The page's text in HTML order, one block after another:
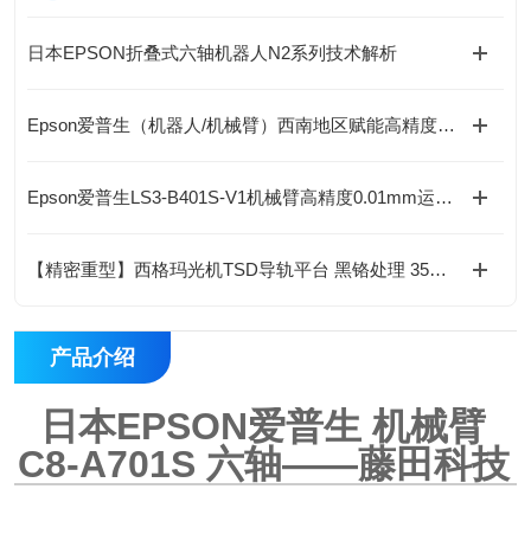
日本EPSON折叠式六轴机器人N2系列技术解析
Epson爱普生（机器人/机械臂）西南地区赋能高精度自动化作业
Epson爱普生LS3-B401S-V1机械臂高精度0.01mm运行稳定
【精密重型】西格玛光机TSD导轨平台 黑铬处理 35N·m扭矩 淬火钢导轨
产品介绍
日本EPSON爱普生 机械臂
C8-A701S 六轴——藤田科技